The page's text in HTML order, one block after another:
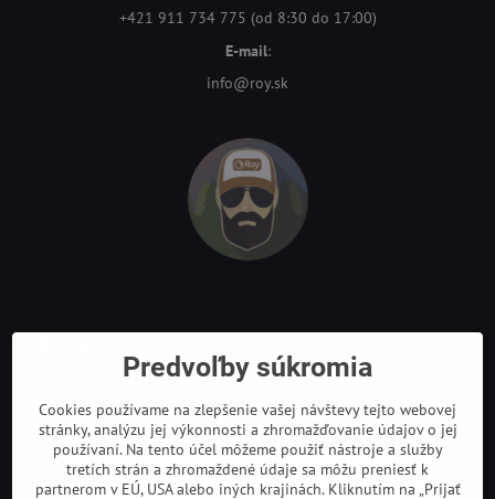
+421 911 734 775 (od 8:30 do 17:00)
E-mail:
info@roy.sk
Predvoľby súkromia
Cookies používame na zlepšenie vašej návštevy tejto webovej
stránky, analýzu jej výkonnosti a zhromažďovanie údajov o jej
používaní. Na tento účel môžeme použiť nástroje a služby
tretích strán a zhromaždené údaje sa môžu preniesť k
partnerom v EÚ, USA alebo iných krajinách. Kliknutím na „Prijať